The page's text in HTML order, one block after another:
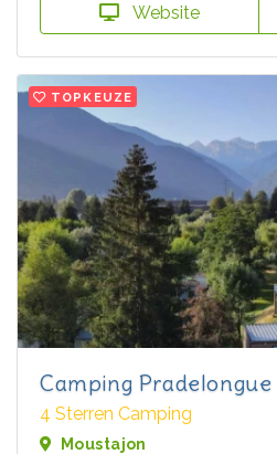
Website
TOPKEUZE
Camping Pradelongue
4 Sterren Camping
Moustajon